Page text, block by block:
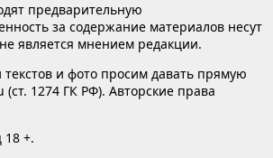
предварительную
за содержание материалов несут
является мнением редакции.
и фото просим давать прямую
1274 ГК РФ). Авторские права
+.